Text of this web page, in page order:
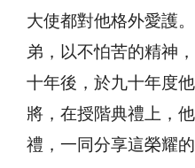
大使都對他格外愛護
弟，以不怕苦的精神
十年後，於九十年度
將，在授階典禮上，
禮，一同分享這榮耀的